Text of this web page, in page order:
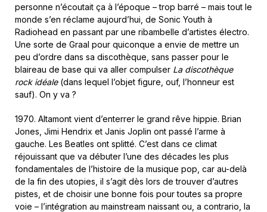
personne n’écoutait ça à l’époque – trop barré – mais tout le
monde s’en réclame aujourd’hui, de Sonic Youth à
Radiohead en passant par une ribambelle d’artistes électro.
Une sorte de Graal pour quiconque a envie de mettre un
peu d’ordre dans sa discothèque, sans passer pour le
blaireau de base qui va aller compulser La discothèque
rock idéale(dans lequel l’objet figure, ouf, l’honneur est
sauf). On y va ?
1970. Altamont vient d’enterrer le grand rêve hippie. Brian
Jones, Jimi Hendrix et Janis Joplin ont passé l’arme à
gauche. Les Beatles ont splitté. C’est dans ce climat
réjouissant que va débuter l’une des décades les plus
fondamentales de l’histoire de la musique pop, car au-delà
de la fin des utopies, il s’agit dès lors de trouver d’autres
pistes, et de choisir une bonne fois pour toutes sa propre
voie – l’intégration au mainstream naissant ou, a contrario, la